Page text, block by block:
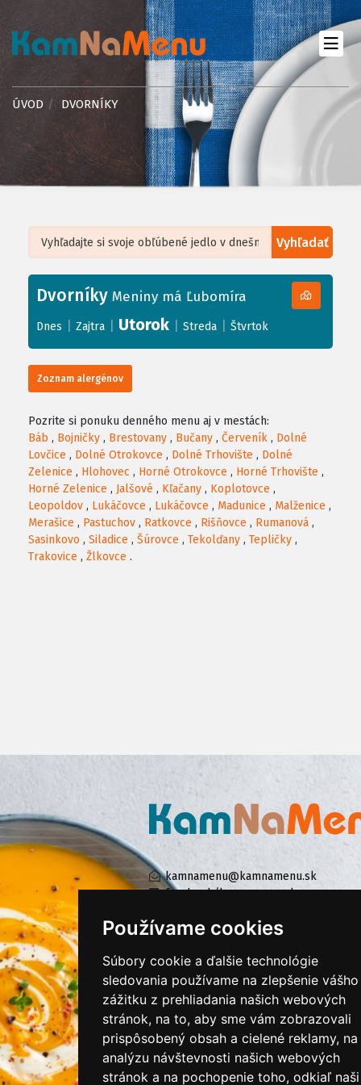
Používame cookies
Súbory cookie a ďalšie technológie
sledovania používame na zlepšenie vášho
zážitku z prehliadania našich webových
stránok, na to, aby sme vám zobrazovali
prispôsobený obsah a cielené reklamy, na
analýzu návštevnosti našich webových
stránok a na pochopenie toho, odkiaľ naši
ÚVOD DVORNÍKY
Vyhľadať
+
−
Leaflet| ©OpenStreetMap, Tiles courtesy ofHumanitarian OpenStreetMap
Dvorníky Meniny má Ľubomíra
Dnes Zajtra Utorok Streda Štvrtok
Zoznam alergénov
Pozrite si ponuku denného menu aj v mestách:
Báb , Bojničky , Brestovany , Bučany , Červeník , Dolné
Lovčice , Dolné Otrokovce , Dolné Trhovište , Dolné
Zelenice , Hlohovec , Horné Otrokovce , Horné Trhovište ,
Horné Zelenice , Jalšové , Kľačany , Koplotovce ,
Leopoldov , Lukáčovce , Lukáčovce , Madunice , Malženice ,
Merašice , Pastuchov , Ratkovce , Rišňovce , Rumanová ,
Sasinkovo , Siladice , Šúrovce , Tekolďany , Tepličky ,
Trakovice , Žlkovce .
kamnamenu@kamnamenu.sk
facebook/kamnamenu.sk
PRIHLÁSIŤ SA DO ZÁKAZNÍCKEJ ZÓNY
Všeobecné obchodné podmienky